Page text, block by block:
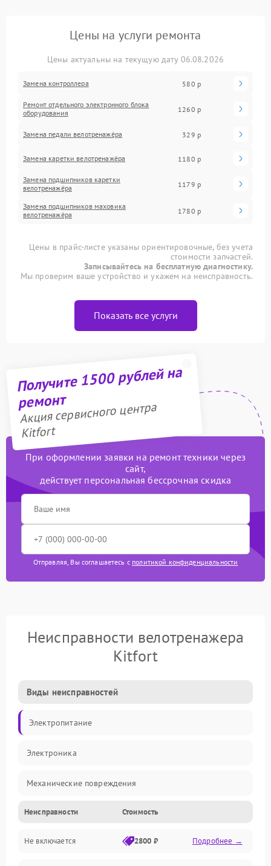
Цены на услуги ремонта
Цены актуальны на текущую дату 06.08.2026
Замена контроллера 580 р
Ремонт отдельного электронного блока
оборудования
1260 р
Замена педали велотренажёра 329 р
Замена каретки велотренажёра 1180 р
Замена подшипников каретки
велотренажёра
1179 р
Замена подшипников маховика
велотренажёра
1780 р
Цены в прайс-листе указаны ориентировочные, без учета
стоимости запчастей.
Записывайтесь на бесплатную диагностику.
Мы проверим ваше устройство и укажем на неисправность.
Показать все услуги
Получите 1500 рублей на
ремонт
Акция сервисного центра
Kitfort
При оформлении заявки на ремонт техники через
сайт,
действует персональная бессрочная скидка
Отправляя, Вы соглашаетесь с политикой конфиденциальности
Неисправности велотренажера
Kitfort
Виды неисправностей
Электропитание
Электроника
Механические повреждения
Управление
Механика
Неисправности Стоимость
Не включается 2800 ₽ Подробнее →